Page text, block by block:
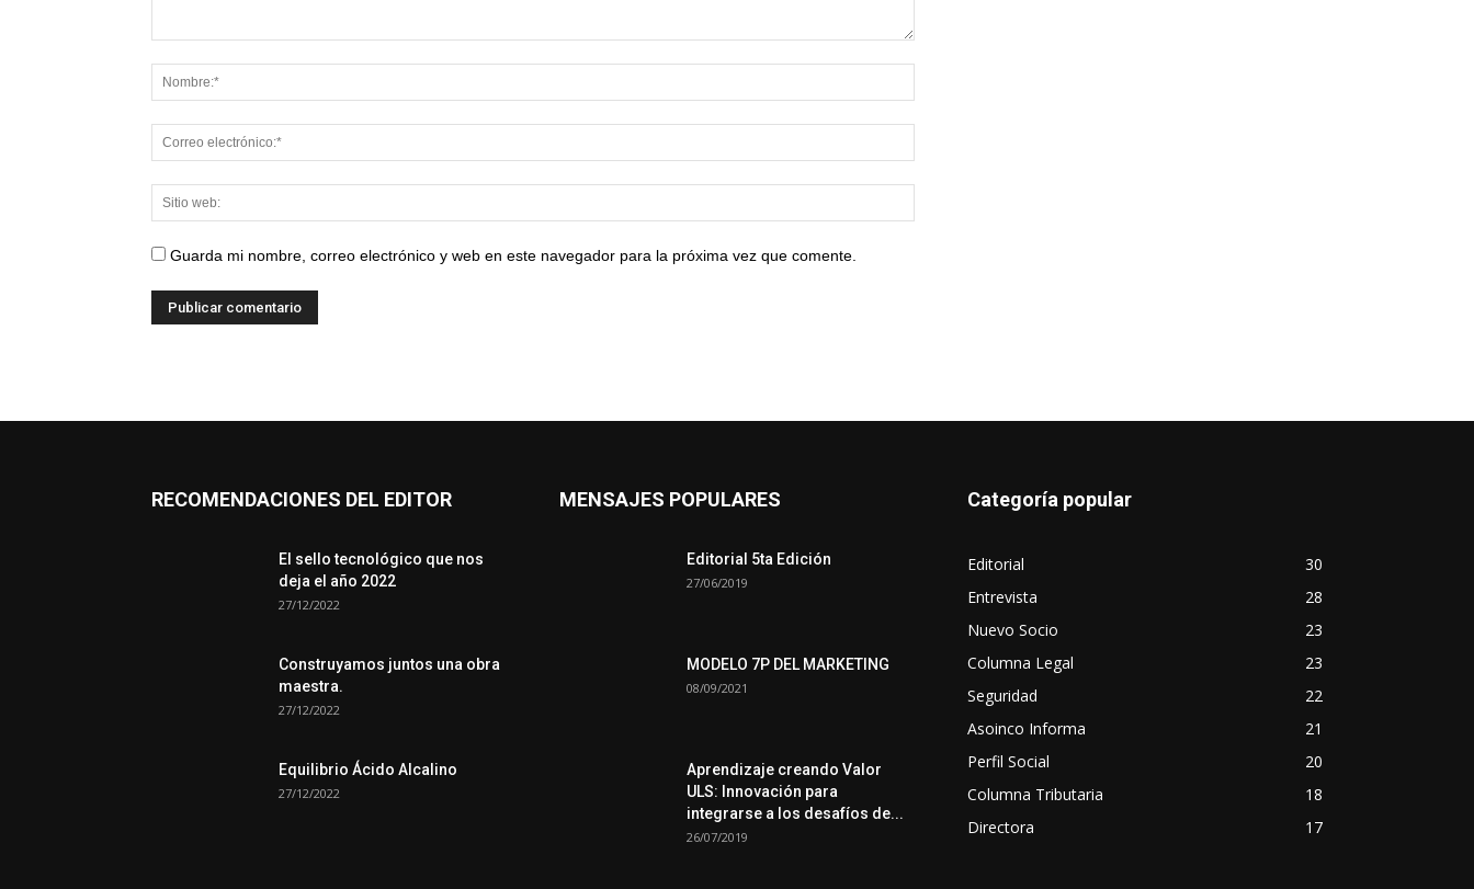
Guarda mi nombre, correo electrónico y web en este navegador para la próxima vez que comente.
RECOMENDACIONES DEL EDITOR
El sello tecnológico que nos
deja el año 2022
27/12/2022
Construyamos juntos una obra
maestra.
27/12/2022
Equilibrio Ácido Alcalino
27/12/2022
MENSAJES POPULARES
Editorial 5ta Edición
27/06/2019
MODELO 7P DEL MARKETING
08/09/2021
Aprendizaje creando Valor
ULS: Innovación para
integrarse a los desafíos de...
26/07/2019
Categoría popular
Editorial
30
Entrevista
28
Nuevo Socio
23
Columna Legal
23
Seguridad
22
Asoinco Informa
21
Perfil Social
20
Columna Tributaria
18
Directora
17